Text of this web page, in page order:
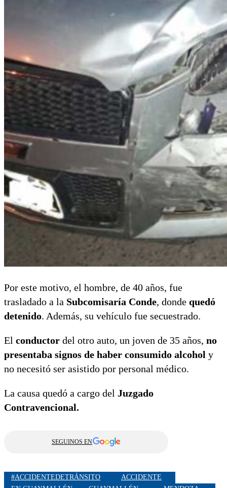
Por este motivo, el hombre, de 40 años, fue
trasladado a la Subcomisaría Conde, donde quedó
detenido. Además, su vehículo fue secuestrado.
El conductor del otro auto, un joven de 35 años, no
presentaba signos de haber consumido alcohol y
no necesitó ser asistido por personal médico.
La causa quedó a cargo del Juzgado
Contravencional.
SEGUINOS EN
#ACCIDENTEDETRÁNSITO
ACCIDENTE